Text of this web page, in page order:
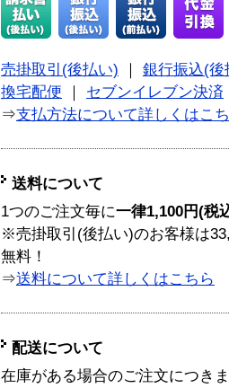
売掛取引(後払い)
銀行振込(後
換宅配便
セブンイレブン決済
⇒支払方法について詳しくはこ
送料について
1つのご注文毎に一律1,100円(税
※売掛取引(後払い)のお客様は
無料！
⇒送料について詳しくはこちら
配送について
在庫がある場合のご注文につき